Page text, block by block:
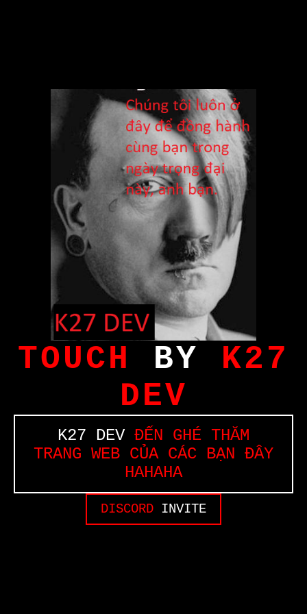
TOUCH BY K27
DEV
K27 DEVĐẾN GHÉ THĂM
TRANG WEB CỦA CÁC BẠN ĐÂY
HAHAHA
DISCORD INVITE